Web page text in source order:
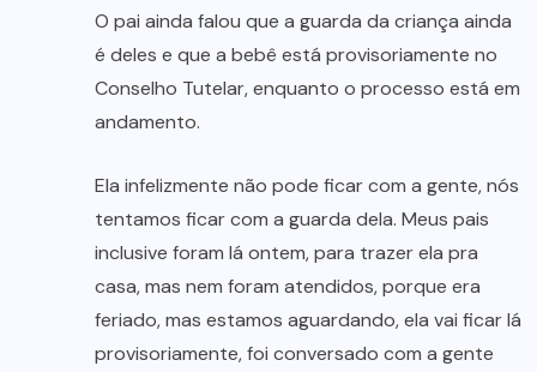
O pai ainda falou que a guarda da criança ainda
é deles e que a bebê está provisoriamente no
Conselho Tutelar, enquanto o processo está em
andamento.
Ela infelizmente não pode ficar com a gente, nós
tentamos ficar com a guarda dela. Meus pais
inclusive foram lá ontem, para trazer ela pra
casa, mas nem foram atendidos, porque era
feriado, mas estamos aguardando, ela vai ficar lá
provisoriamente, foi conversado com a gente